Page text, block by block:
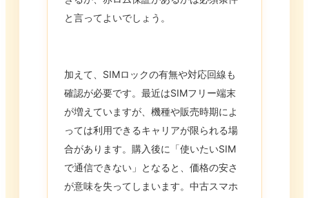
と言ってよいでしょう。
加えて、SIMロックの有無や対応回線も
確認が必要です。最近はSIMフリー端末
が増えていますが、機種や販売時期によ
っては利用できるキャリアが限られる場
合があります。購入後に「使いたいSIM
で通信できない」となると、価格の安さ
が意味を失ってしまいます。中古スマホ